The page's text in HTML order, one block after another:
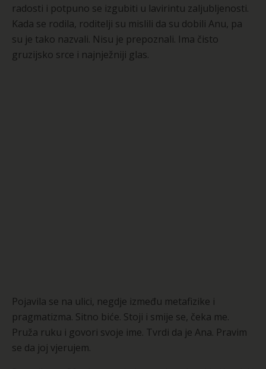
radosti i potpuno se izgubiti u lavirintu zaljubljenosti.
Kada se rodila, roditelji su mislili da su dobili Anu, pa
su je tako nazvali. Nisu je prepoznali. Ima čisto
gruzijsko srce i najnježniji glas.
Pojavila se na ulici, negdje između metafizike i
pragmatizma. Sitno biće. Stoji i smije se, čeka me.
Pruža ruku i govori svoje ime. Tvrdi da je Ana. Pravim
se da joj vjerujem.